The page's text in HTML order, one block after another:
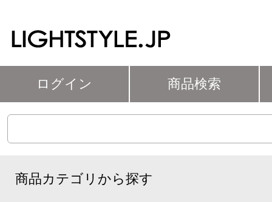
ログイン 商品検索
商品カテゴリから探す